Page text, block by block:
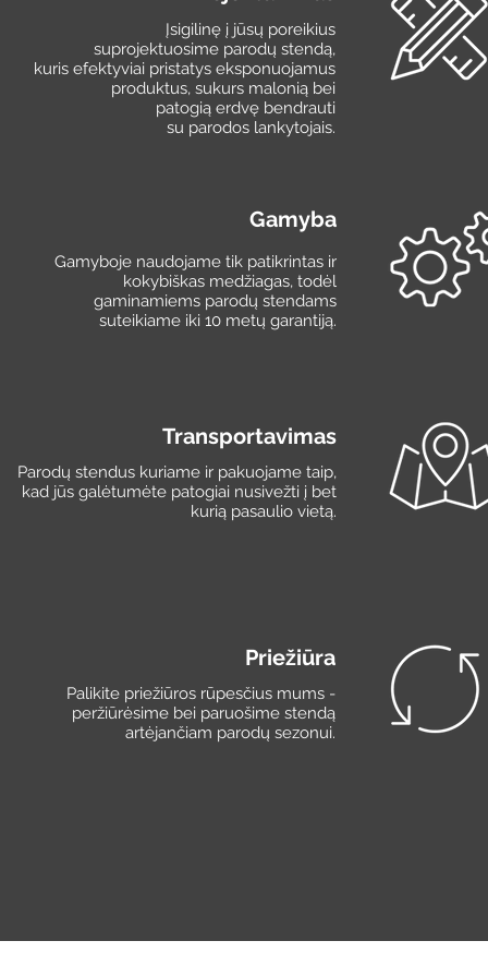
Įsigilinę į jūsų poreikius
suprojektuosime parodų stendą,
kuris efektyviai pristatys eksponuojamus
produktus, sukurs malonią bei
patogią erdvę bendrauti
su parodos lankytojais.
Gamyba
Gamyboje naudojame tik patikrintas ir
kokybiškas medžiagas, todėl
gaminamiems parodų stendams
suteikiame iki 10 metų garantiją.
Transportavimas
Parodų stendus kuriame ir pakuojame taip,
kad jūs galėtumėte patogiai nusivežti į bet
kurią pasaulio vietą.
Priežiūra
Palikite priežiūros rūpesčius mums -
peržiūrėsime bei paruošime stendą
artėjančiam parodų sezonui.